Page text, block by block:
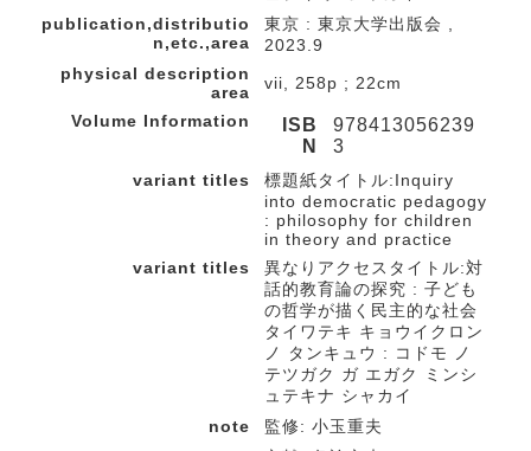
publication,distributio
n,etc.,area
東京 : 東京大学出版会 ,
2023.9
physical description
area
vii, 258p ; 22cm
Volume Information
ISB
N
978413056239
3
variant titles
標題紙タイトル:Inquiry
into democratic pedagogy
: philosophy for children
in theory and practice
variant titles
異なりアクセスタイトル:対
話的教育論の探究 : 子ども
の哲学が描く民主的な社会
タイワテキ キョウイクロン
ノ タンキュウ : コドモ ノ
テツガク ガ エガク ミンシ
ュテキナ シャカイ
note
監修: 小玉重夫